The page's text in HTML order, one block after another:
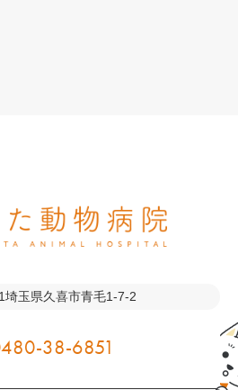
埼玉県久喜市青毛1-7-2
38-6851